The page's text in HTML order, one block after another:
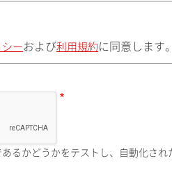
ー および利用規約 に同意します。
るかどうかをテストし、自動化され